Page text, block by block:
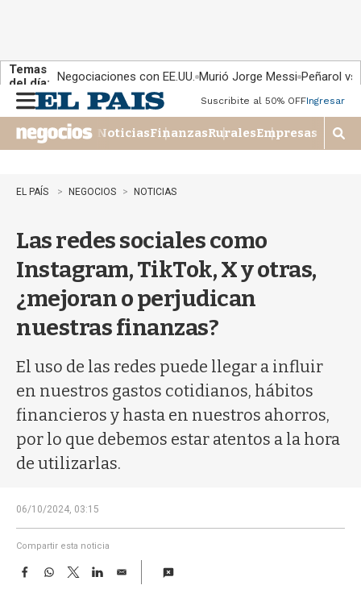
Temas
del día: Negociaciones con EE.UU. Murió Jorge Messi Peñarol
n
u
Suscribite al 50% OFFIngresar
NoticiasFinanzasRuralesEmpresas
M
o
EL PAÍS NEGOCIOS NOTICIAS
Las redes sociales como
Instagram, TikTok, X y otras,
¿mejoran o perjudican
nuestras finanzas?
El uso de las redes puede llegar a influir
en nuestros gastos cotidianos, hábitos
financieros y hasta en nuestros ahorros,
por lo que debemos estar atentos a la hora
de utilizarlas.
06/10/2024, 03:15
Compartir esta noticia
F
W
T
w
L
E